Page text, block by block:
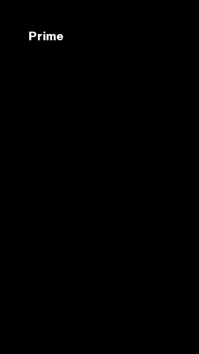
rendimentos
no momento de pré-
ser exigida na sua
Fiadores quando os
do financiamento
(se aplicável)
Prime